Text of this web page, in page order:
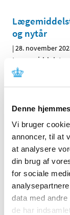
Denne
Vi bruger
annoncer, til at
at analysere
din brug af
for sociale
data med
de har
og nytår
|28. november
fra lørdag d. 23.
|8. november 2023
Det er nu muligt
Nyt it-
|26. maj 2023 |
Måske har du
udviklet en ny